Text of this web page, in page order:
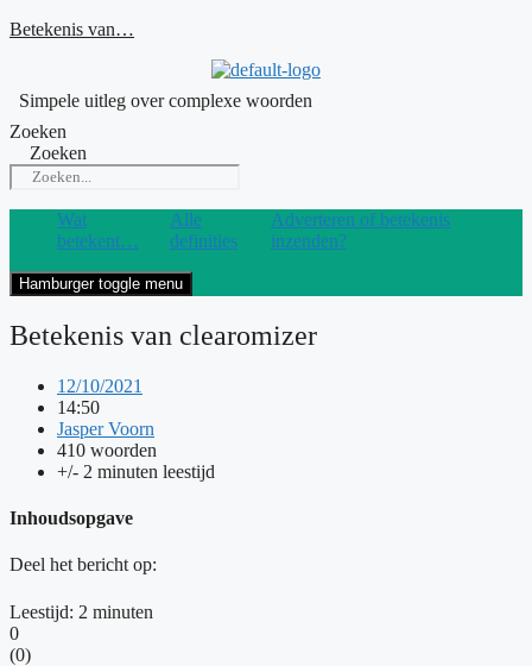
Ga
inhoud
Betekenis van…
Simpele uitleg over complexe woorden
Zoeken
Zoeken
Wat
betekent…
Alle
definities
Adverteren of betekenis
inzenden?
Hamburger toggle menu
Betekenis van clearomizer
12/10/2021
14:50
Jasper Voorn
410 woorden
+/- 2 minuten leestijd
Inhoudsopgave
Deel het bericht op:
Leestijd: 2 minuten
0
(0)